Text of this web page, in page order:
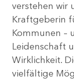
verstehen wir
Kraftgeberin
Kommunen –
Leidenschaft
Wirklichkeit.
vielfältige